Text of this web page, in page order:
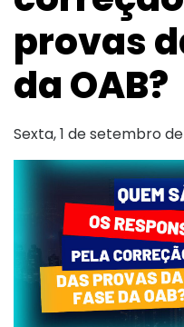
provas
da OAB?
Sexta, 1 de setembro